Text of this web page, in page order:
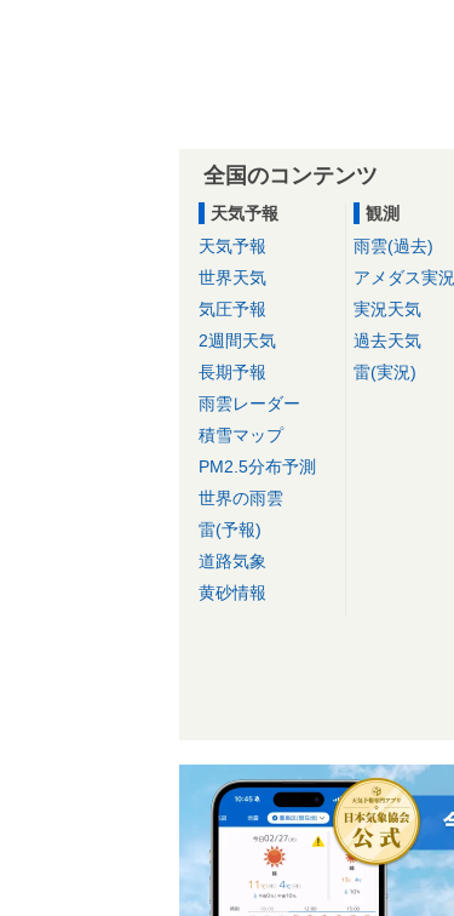
全国のコンテンツ
天気予報
天気予報
世界天気
気圧予報
2週間天気
長期予報
雨雲レーダー
積雪マップ
PM2.5分布予測
世界の雨雲
雷(予報)
道路気象
黄砂情報
観測
雨雲(過去)
アメダス実況
実況天気
過去天気
雷(実況)